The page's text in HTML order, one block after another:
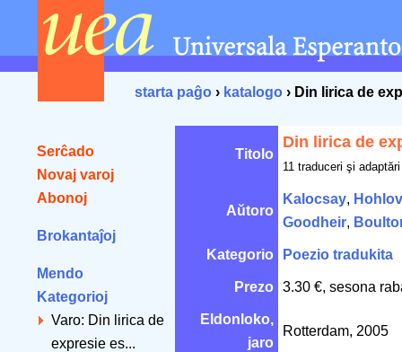
starta paĝo › katalogo › Din lirica de
Serĉado
Novaj varoj
Abonoj
Brokantaĵoj
Mendo
Kategorioj
Varo: Din lirica de
expresie es...
Titolo
Din lirica de
11 traduceri şi
Aŭtoro
Kalocsay, Hohlov
Goodheir,
Kategorio Poezio tradukita
Prezo 3.30 €, sesona
Eldonloko,
jaro
Rotterdam, 2005